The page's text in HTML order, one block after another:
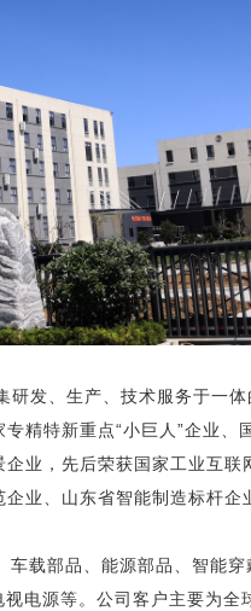
发、生产、技术服务于一
精特新重点“小巨人”企业、
业，先后荣获国家工业互
业、山东省智能制造标杆
载部品、能源部品、智能穿
电源等。公司客户主要为